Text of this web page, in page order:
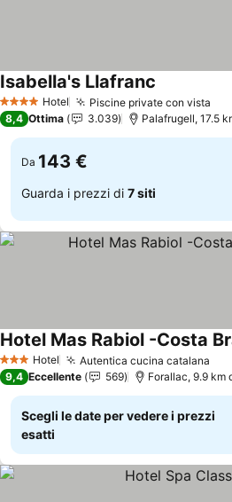
4 Stelle Hotel Piscine private con vista
Isabella's Llafranc
8,4 Ottima 3.039 Palafrugell, 17.5
Da 143 €
Guarda i prezzi di 7 siti
3 StelleHotel Autentica cucina catalana
Hotel Mas Rabiol -Costa
9,4 Eccellente 569 Forallac, 9.9 km
Scegli le date per vedere i prezzi
esatti